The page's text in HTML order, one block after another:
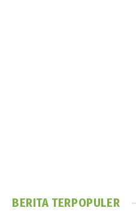
BERITA TERPOPULER